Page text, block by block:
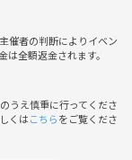
催者の判断によりイベン
全額返金されます。
うえ慎重に行ってくださ
くはこちらをご覧くださ